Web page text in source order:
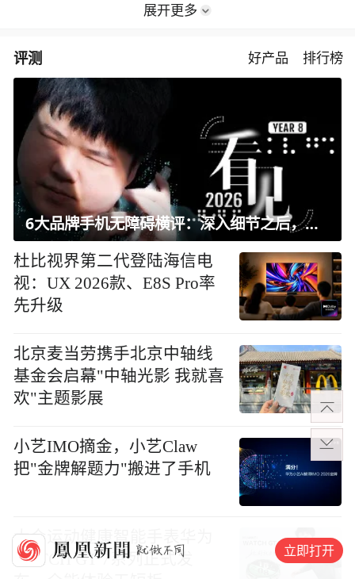
展开更多
评测 好产品 排行榜
6大品牌手机无障碍横评：深入细节之后，似乎只有苹果能挺住？｜ 看见2026
杜比视界第二代登陆海信电
视：UX 2026款、E8S Pro率
先升级
北京麦当劳携手北京中轴线
基金会启幕"中轴光影 我就喜
欢"主题影展
小艺IMO摘金，小艺Claw
把"金牌解题力"搬进了手机
大众运动健康智能手表华为
WATCH GT 7系列正式发
立即打开